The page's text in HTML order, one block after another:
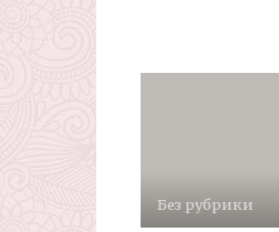
Без рубрики